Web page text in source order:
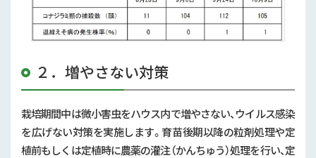
２．増やさない対策
栽培期間中は微小害虫をハウス内で増やさない、ウイルス感染
を広げない対策を実施します。育苗後期以降の粒剤処理や定
植前もしくは定植時に農薬の灌注（かんちゅう）処理を行い、定